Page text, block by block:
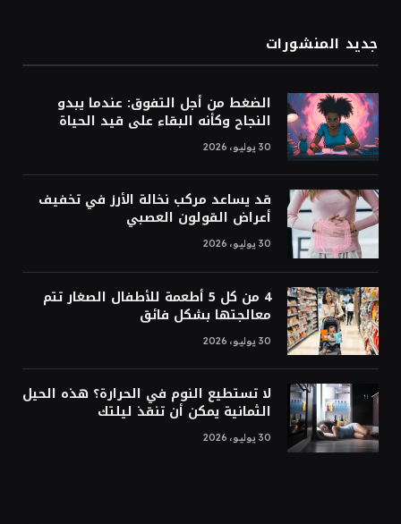
جديد المنشورات
الضغط من أجل التفوق: عندما يبدو
النجاح وكأنه البقاء على قيد الحياة
30 يوليو، 2026
قد يساعد مركب نخالة الأرز في تخفيف
أعراض القولون العصبي
30 يوليو، 2026
4 من كل 5 أطعمة للأطفال الصغار تتم
معالجتها بشكل فائق
30 يوليو، 2026
لا تستطيع النوم في الحرارة؟ هذه الحيل
الثمانية يمكن أن تنقذ ليلتك
30 يوليو، 2026